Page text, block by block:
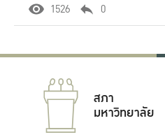
1526 0
สภา
มหาวิทยาลัย